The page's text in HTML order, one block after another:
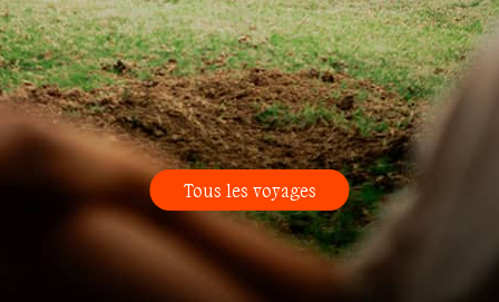
Tous les voyages